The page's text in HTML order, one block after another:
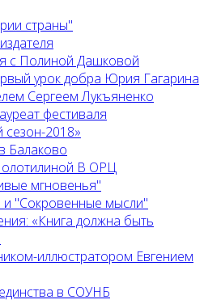
страны"
с Полиной Дашковой
урок добра Юрия Гагарина
Сергеем Лукъяненко
фестиваля
сезон-2018»
Балаково
В ОРЦ
мгновенья"
и "Сокровенные мысли"
«Книга должна быть
иллюстратором Евгением
в СОУНБ